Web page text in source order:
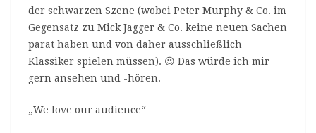
der schwarzen Szene (wobei Peter Murphy & Co. im
Gegensatz zu Mick Jagger & Co. keine neuen Sachen
parat haben und von daher ausschließlich
Klassiker spielen müssen). 😉 Das würde ich mir
gern ansehen und -hören.
„We love our audience“